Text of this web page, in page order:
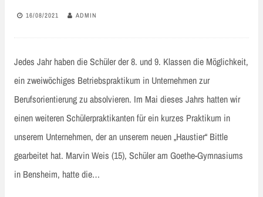
16/08/2021 ADMIN
Jedes Jahr haben die Schüler der 8. und 9. Klassen die Möglichkeit,
ein zweiwöchiges Betriebspraktikum in Unternehmen zur
Berufsorientierung zu absolvieren. Im Mai dieses Jahrs hatten wir
einen weiteren Schülerpraktikanten für ein kurzes Praktikum in
unserem Unternehmen, der an unserem neuen „Haustier“ Bittle
gearbeitet hat. Marvin Weis (15), Schüler am Goethe-Gymnasiums
in Bensheim, hatte die…